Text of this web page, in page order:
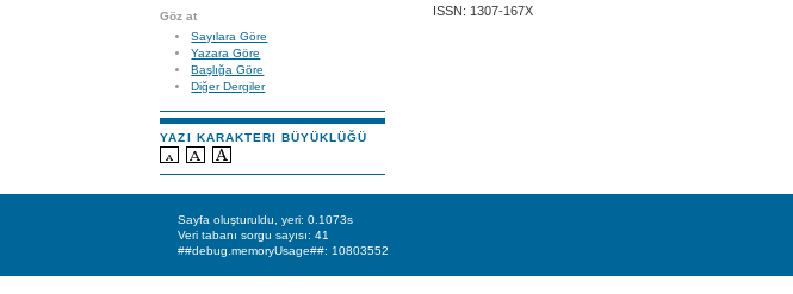
Göz at
Sayılara Göre
Yazara Göre
Başlığa Göre
Diğer Dergiler
YAZI KARAKTERI BÜYÜKLÜĞÜ
ISSN: 1307-167X
Sayfa oluşturuldu, yeri: 0.1073s
Veri tabanı sorgu sayısı: 41
##debug.memoryUsage##: 10803552